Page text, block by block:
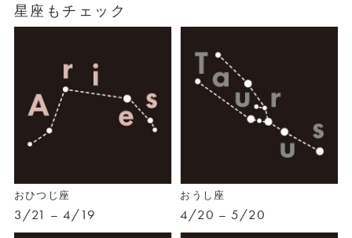
星座もチェック
おひつじ座
3/21 – 4/19
おうし座
4/20 – 5/20